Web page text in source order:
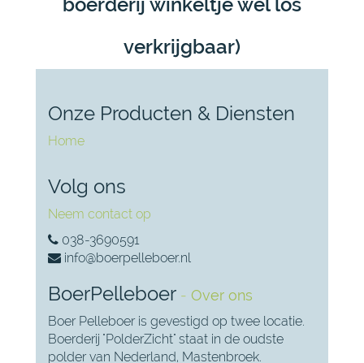
verkrijgbaar)
Onze Producten & Diensten
Home
Volg ons
Neem contact op
038-3690591
info@boerpelleboer.nl
BoerPelleboer - Over ons
Boer Pelleboer is gevestigd op twee locatie.
Boerderij "PolderZicht" staat in de oudste
polder van Nederland, Mastenbroek.